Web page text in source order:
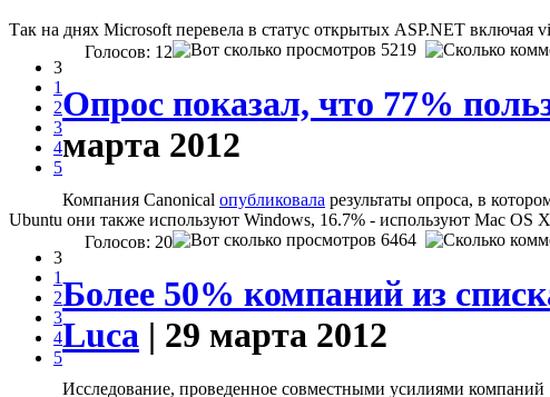
Так на днях Microsoft перевела в статус открытых ASP.NET включая
3
1
2
3
4
5
Голосов: 12 5219
Опрос показал, что 77%
марта 2012
Компания Canonical опубликовала результаты опроса, в
Ubuntu они также используют Windows, 16.7% - используют Mac OS
3
1
2
3
4
5
Голосов: 20 6464
Более 50% компаний из
Luca | 29 марта 2012
Исследование, проведенное совместными усилиями